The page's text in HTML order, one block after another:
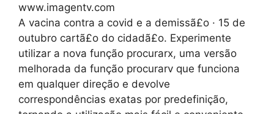
www.imagentv.com
A vacina contra a covid e a demissã£o · 15 de
outubro cartã£o do cidadã£o. Experimente
utilizar a nova função procurarx, uma versão
melhorada da função procurarv que funciona
em qualquer direção e devolve
correspondências exatas por predefinição,